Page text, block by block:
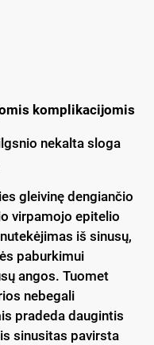
komplikacijomis
nekalta sloga
gleivinę dengiančio
virpamojo epitelio
iš sinusų,
paburkimui
angos. Tuomet
nebegali
pradeda daugintis
sinusitas pavirsta